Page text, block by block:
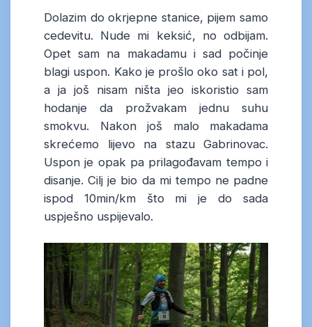
Dolazim do okrjepne stanice, pijem samo
cedevitu. Nude mi keksić, no odbijam.
Opet sam na makadamu i sad počinje
blagi uspon. Kako je prošlo oko sat i pol,
a ja još nisam ništa jeo iskoristio sam
hodanje da prožvakam jednu suhu
smokvu. Nakon još malo makadama
skrećemo lijevo na stazu Gabrinovac.
Uspon je opak pa prilagođavam tempo i
disanje. Cilj je bio da mi tempo ne padne
ispod 10min/km što mi je do sada
uspješno uspijevalo.